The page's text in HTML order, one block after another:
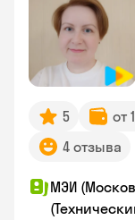
5 от
4 отзыва
МЭИ